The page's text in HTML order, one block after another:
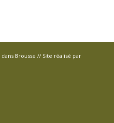
Brousse // Site réalisé par